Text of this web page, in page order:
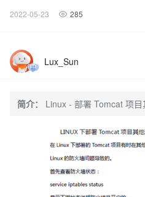
2022-05-23 285
Lux_Sun
简介： Linux - 部署 Tomcat 项